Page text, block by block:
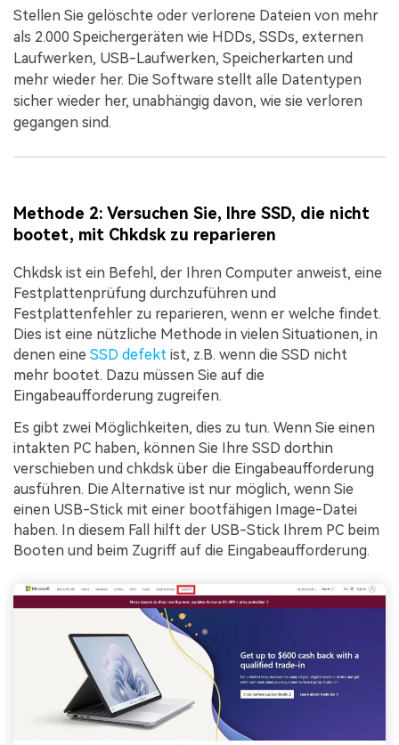
Stellen Sie gelöschte oder verlorene Dateien von mehr
als 2.000 Speichergeräten wie HDDs, SSDs, externen
Laufwerken, USB-Laufwerken, Speicherkarten und
mehr wieder her. Die Software stellt alle Datentypen
sicher wieder her, unabhängig davon, wie sie verloren
gegangen sind.
Methode 2: Versuchen Sie, Ihre SSD, die nicht
bootet, mit Chkdsk zu reparieren
Chkdsk ist ein Befehl, der Ihren Computer anweist, eine
Festplattenprüfung durchzuführen und
Festplattenfehler zu reparieren, wenn er welche findet.
Dies ist eine nützliche Methode in vielen Situationen, in
denen eine SSD defekt ist, z.B. wenn die SSD nicht
mehr bootet. Dazu müssen Sie auf die
Eingabeaufforderung zugreifen.
Es gibt zwei Möglichkeiten, dies zu tun. Wenn Sie einen
intakten PC haben, können Sie Ihre SSD dorthin
verschieben und chkdsk über die Eingabeaufforderung
ausführen. Die Alternative ist nur möglich, wenn Sie
einen USB-Stick mit einer bootfähigen Image-Datei
haben. In diesem Fall hilft der USB-Stick Ihrem PC beim
Booten und beim Zugriff auf die Eingabeaufforderung.